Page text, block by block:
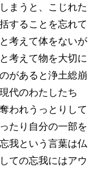
まうと、こじれた
することを忘れて
考えて体をないが
考えて物を大切に
があると浄土総崩
代のわたしたち
われうっとりして
たり自分の一部を
我という言葉は仏
ての忘我にはアウ